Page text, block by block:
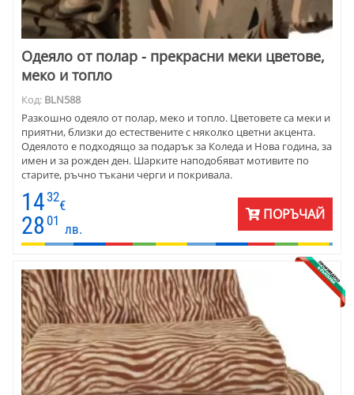
Одеяло от полар - прекрасни меки цветове,
меко и топло
Код: BLN588
Разкошно одеяло от полар, меко и топло. Цветовете са меки и
приятни, близки до естествените с няколко цветни акцента.
Одеялото е подходящо за подарък за Коледа и Нова година, за
имен и за рожден ден. Шарките наподобяват мотивите по
старите, ръчно тъкани черги и покривала.
14 32
€
28 01
лв.
ПОРЪЧАЙ